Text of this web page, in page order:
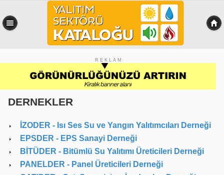
R E K L A M
DERNEKLER
İZODER - Isı Ses Su ve Yangın Yalıtımcıları Derneği
EPSDER - EPS Sanayi Derneği
BİTÜDER - Bitümlü Su Yalıtımı Üreticileri Derneği
PANELDER - Panel Üreticileri Derneği